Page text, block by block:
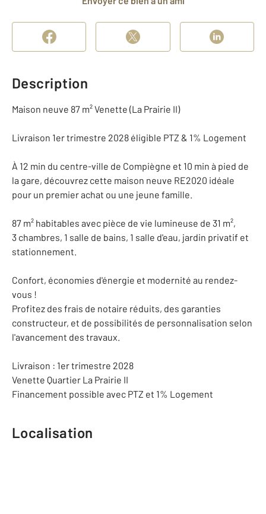
Description
Maison neuve 87 m² Venette (La Prairie II)
Livraison 1er trimestre 2028 éligible PTZ & 1% Logement
À 12 min du centre-ville de Compiègne et 10 min à pied de
la gare, découvrez cette maison neuve RE2020 idéale
pour un premier achat ou une jeune famille.
87 m² habitables avec pièce de vie lumineuse de 31 m²,
3 chambres, 1 salle de bains, 1 salle d'eau, jardin privatif et
stationnement.
Confort, économies d'énergie et modernité au rendez-
vous !
Profitez des frais de notaire réduits, des garanties
constructeur, et de possibilités de personnalisation selon
l'avancement des travaux.
Livraison : 1er trimestre 2028
Venette Quartier La Prairie II
Financement possible avec PTZ et 1% Logement
Localisation